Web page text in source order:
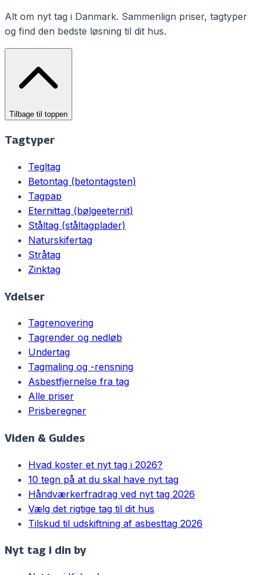
Alt om nyt tag i Danmark. Sammenlign priser, tagtyper
og find den bedste løsning til dit hus.
Tilbage til toppen
Tagtyper
Tegltag
Betontag (betontagsten)
Tagpap
Eternittag (bølgeeternit)
Ståltag (ståltagplader)
Naturskifertag
Stråtag
Zinktag
Ydelser
Tagrenovering
Tagrender og nedløb
Undertag
Tagmaling og -rensning
Asbestfjernelse fra tag
Alle priser
Prisberegner
Viden & Guides
Hvad koster et nyt tag i 2026?
10 tegn på at du skal have nyt tag
Håndværkerfradrag ved nyt tag 2026
Vælg det rigtige tag til dit hus
Tilskud til udskiftning af asbesttag 2026
Nyt tag i din by